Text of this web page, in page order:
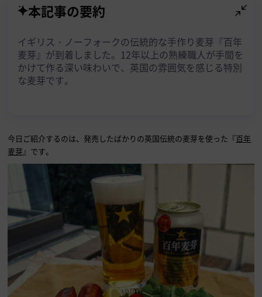
本記事の要約
イギリス・ノーフォークの伝統的な手作り麦芽『百年
麦芽』が到着しました。12年以上の熟練職人が手間を
かけて作る深い味わいで、英国の雰囲気を感じる特別
な麦芽です。
今日ご紹介するのは、発売したばかりの英国伝統の麦芽を使った『百年
麦芽 』です。